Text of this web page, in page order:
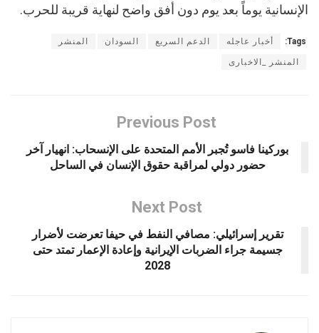
الإنسانية يوماً بعد يوم دون أفق واضح لنهاية قريبة للحرب.
Tags: أخبار عاجله الدعم السريع السودان المنشر
المنشر _الاخبارى
Previous Post
بوركينا فاسو تُجبر الأمم المتحدة على الإنسحاب: انهيار آخر
حضور دولي لمراقبة حقوق الإنسان في الساحل
Next Post
تقرير إسرائيلي: مصافي النفط في حيفا تعرضت لأضرار
جسيمة جراء الضربات الإيرانية وإعادة الإعمار تمتد حتى
2028